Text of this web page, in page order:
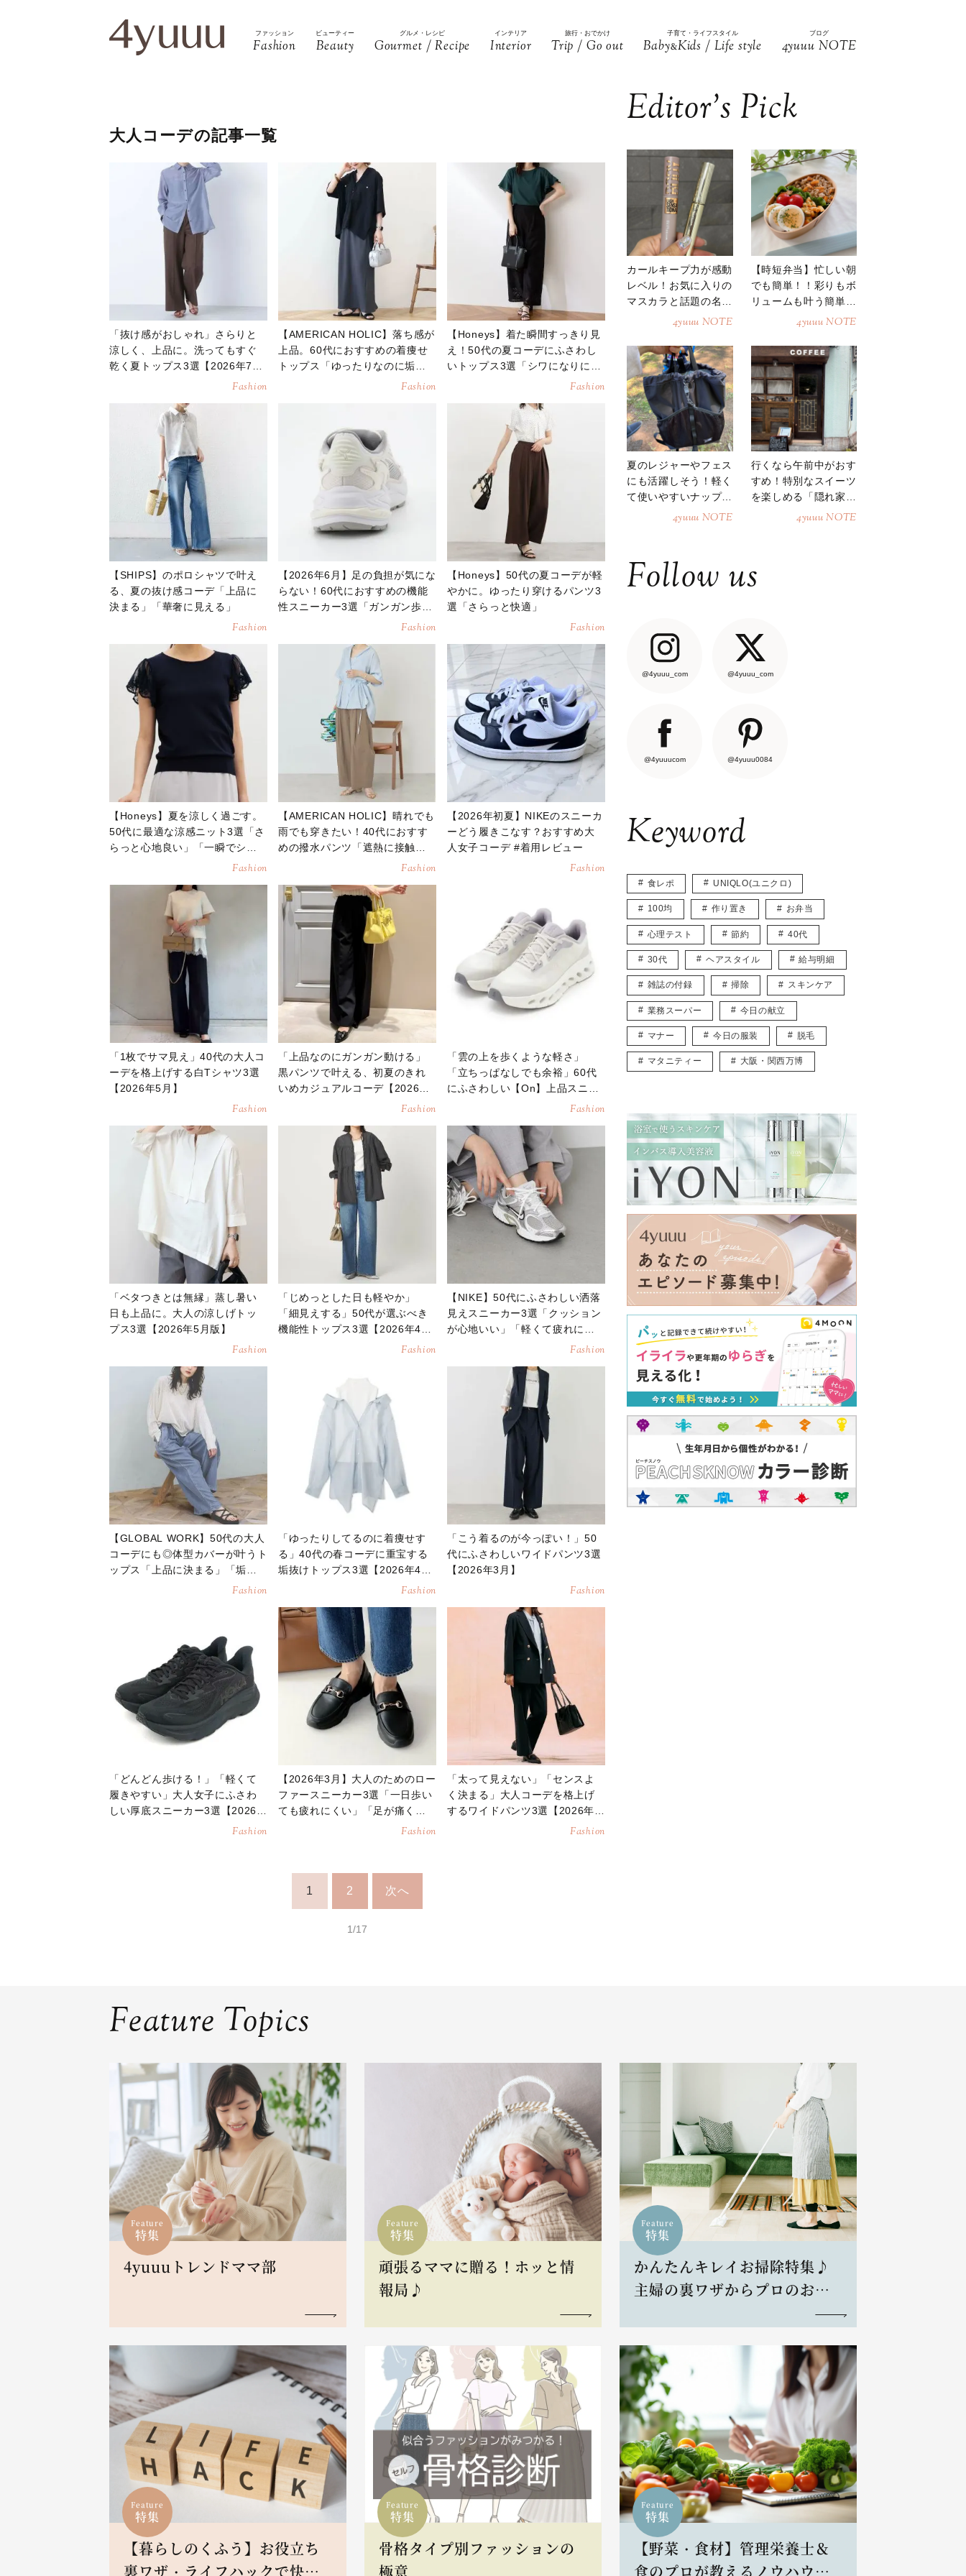
ファッション
Fashion
ビューティー
Beauty
グルメ・レシピ
Gourmet / Recipe
インテリア
Interior
旅行・おでかけ
Trip / Go out
子育て・ライフスタイル
Baby&Kids / Life style
ブログ
4yuuu NOTE
大人コーデの記事一覧
「抜け感がおしゃれ」さらりと
涼しく、上品に。洗ってもすぐ
乾く夏トップス3選【2026年7
Fashion
【AMERICAN HOLIC】落ち感が
上品。60代におすすめの着痩せ
トップス「ゆったりなのに垢抜
Fashion
【Honeys】着た瞬間すっきり見
え！50代の夏コーデにふさわし
いトップス3選「シワになりにく
Fashion
【SHIPS】のポロシャツで叶え
る、夏の抜け感コーデ「上品に
決まる」「華奢に見える」
Fashion
【2026年6月】足の負担が気にな
らない！60代におすすめの機能
性スニーカー3選「ガンガン歩け
Fashion
【Honeys】50代の夏コーデが軽
やかに。ゆったり穿けるパンツ3
選「さらっと快適」
Fashion
【Honeys】夏を涼しく過ごす。
50代に最適な涼感ニット3選「さ
らっと心地良い」「一瞬でシャ
Fashion
【AMERICAN HOLIC】晴れでも
雨でも穿きたい！40代におすす
めの撥水パンツ「遮熱に接触冷
Fashion
【2026年初夏】NIKEのスニーカ
ーどう履きこなす？おすすめ大
人女子コーデ #着用レビュー
Fashion
「1枚でサマ見え」40代の大人コ
ーデを格上げする白Tシャツ3選
【2026年5月】
Fashion
「上品なのにガンガン動ける」
黒パンツで叶える、初夏のきれ
いめカジュアルコーデ【2026年5
Fashion
「雲の上を歩くような軽さ」
「立ちっぱなしでも余裕」60代
にふさわしい【On】上品スニー
Fashion
「ベタつきとは無縁」蒸し暑い
日も上品に。大人の涼しげトッ
プス3選【2026年5月版】
Fashion
「じめっとした日も軽やか」
「細見えする」50代が選ぶべき
機能性トップス3選【2026年4
Fashion
【NIKE】50代にふさわしい洒落
見えスニーカー3選「クッション
が心地いい」「軽くて疲れにく
Fashion
【GLOBAL WORK】50代の大人
コーデにも◎体型カバーが叶うト
ップス「上品に決まる」「垢抜
Fashion
「ゆったりしてるのに着痩せす
る」40代の春コーデに重宝する
垢抜けトップス3選【2026年4
Fashion
「こう着るのが今っぽい！」50
代にふさわしいワイドパンツ3選
【2026年3月】
Fashion
「どんどん歩ける！」「軽くて
履きやすい」大人女子にふさわ
しい厚底スニーカー3選【2026年
Fashion
【2026年3月】大人のためのロー
ファースニーカー3選「一日歩い
ても疲れにくい」「足が痛くな
Fashion
「太って見えない」「センスよ
く決まる」大人コーデを格上げ
するワイドパンツ3選【2026年3
Fashion
1 2 次へ
1/17
Editor’s Pick
カールキープ力が感動
レベル！お気に入りの
マスカラと話題の名品
4yuuu NOTE
【時短弁当】忙しい朝
でも簡単！！彩りもボ
リュームも叶う簡単そ
4yuuu NOTE
夏のレジャーやフェス
にも活躍しそう！軽く
て使いやすいナップサ
4yuuu NOTE
行くなら午前中がおす
すめ！特別なスイーツ
を楽しめる「隠れ家カ
4yuuu NOTE
Follow us
@4yuuu_com @4yuuu_com
@4yuuucom @4yuuu0084
Keyword
食レポ UNIQLO(ユニクロ)
100均 作り置き お弁当
心理テスト 節約 40代
30代 ヘアスタイル 給与明細
雑誌の付録 掃除 スキンケア
業務スーパー 今日の献立
マナー 今日の服装 脱毛
マタニティー 大阪・関西万博
Feature Topics
Feature
特集
4yuuuトレンドママ部
Feature
特集
頑張るママに贈る！ホッと情
報局♪
Feature
特集
かんたんキレイお掃除特集♪
主婦の裏ワザからプロのお掃
Feature
特集
【暮らしのくふう】お役立ち
裏ワザ・ライフハックで快適L
Feature
特集
骨格タイプ別ファッションの
極意
Feature
特集
【野菜・食材】管理栄養士＆
食のプロが教えるノウハウと